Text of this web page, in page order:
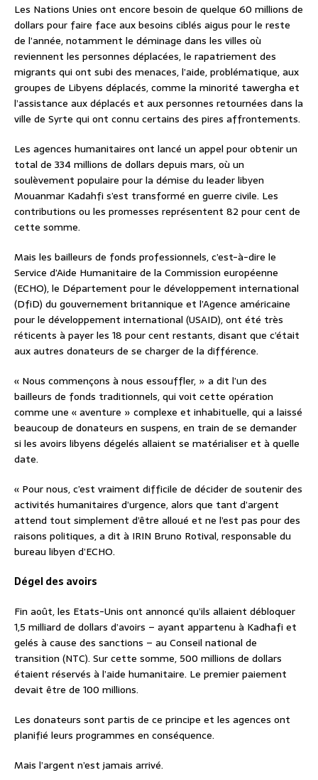
Les Nations Unies ont encore besoin de quelque 60 millions de
dollars pour faire face aux besoins ciblés aigus pour le reste
de l’année, notamment le déminage dans les villes où
reviennent les personnes déplacées, le rapatriement des
migrants qui ont subi des menaces, l’aide, problématique, aux
groupes de Libyens déplacés, comme la minorité tawergha et
l’assistance aux déplacés et aux personnes retournées dans la
ville de Syrte qui ont connu certains des pires affrontements.
Les agences humanitaires ont lancé un appel pour obtenir un
total de 334 millions de dollars depuis mars, où un
soulèvement populaire pour la démise du leader libyen
Mouanmar Kadahfi s’est transformé en guerre civile. Les
contributions ou les promesses représentent 82 pour cent de
cette somme.
Mais les bailleurs de fonds professionnels, c’est-à-dire le
Service d’Aide Humanitaire de la Commission européenne
(ECHO), le Département pour le développement international
(DfiD) du gouvernement britannique et l’Agence américaine
pour le développement international (USAID), ont été très
réticents à payer les 18 pour cent restants, disant que c’était
aux autres donateurs de se charger de la différence.
« Nous commençons à nous essouffler, » a dit l’un des
bailleurs de fonds traditionnels, qui voit cette opération
comme une « aventure » complexe et inhabituelle, qui a laissé
beaucoup de donateurs en suspens, en train de se demander
si les avoirs libyens dégelés allaient se matérialiser et à quelle
date.
« Pour nous, c’est vraiment difficile de décider de soutenir des
activités humanitaires d’urgence, alors que tant d’argent
attend tout simplement d’être alloué et ne l’est pas pour des
raisons politiques, a dit à IRIN Bruno Rotival, responsable du
bureau libyen d’ECHO.
Dégel des avoirs
Fin août, les Etats-Unis ont annoncé qu’ils allaient débloquer
1,5 milliard de dollars d’avoirs – ayant appartenu à Kadhafi et
gelés à cause des sanctions – au Conseil national de
transition (NTC). Sur cette somme, 500 millions de dollars
étaient réservés à l’aide humanitaire. Le premier paiement
devait être de 100 millions.
Les donateurs sont partis de ce principe et les agences ont
planifié leurs programmes en conséquence.
Mais l’argent n’est jamais arrivé.